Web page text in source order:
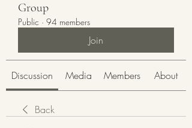
Group
Public · 94 members
Join
Discussion Media Members About
Back